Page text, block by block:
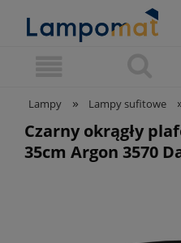
Lampy » Lampy sufitowe
Czarny okrągły
35cm Argon 3570